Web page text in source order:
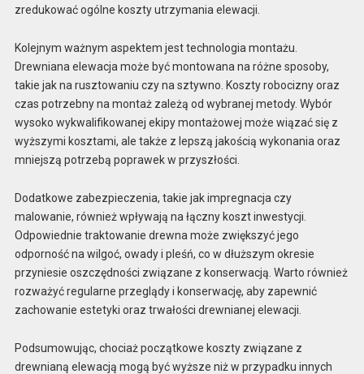
zredukować ogólne koszty utrzymania elewacji.
Kolejnym ważnym aspektem jest technologia montażu.
Drewniana elewacja może być montowana na różne sposoby,
takie jak na rusztowaniu czy na sztywno. Koszty robocizny oraz
czas potrzebny na montaż zależą od wybranej metody. Wybór
wysoko wykwalifikowanej ekipy montażowej może wiązać się z
wyższymi kosztami, ale także z lepszą jakością wykonania oraz
mniejszą potrzebą poprawek w przyszłości.
Dodatkowe zabezpieczenia, takie jak impregnacja czy
malowanie, również wpływają na łączny koszt inwestycji.
Odpowiednie traktowanie drewna może zwiększyć jego
odporność na wilgoć, owady i pleśń, co w dłuższym okresie
przyniesie oszczędności związane z konserwacją. Warto również
rozważyć regularne przeglądy i konserwację, aby zapewnić
zachowanie estetyki oraz trwałości drewnianej elewacji.
Podsumowując, chociaż początkowe koszty związane z
drewnianą elewacją mogą być wyższe niż w przypadku innych